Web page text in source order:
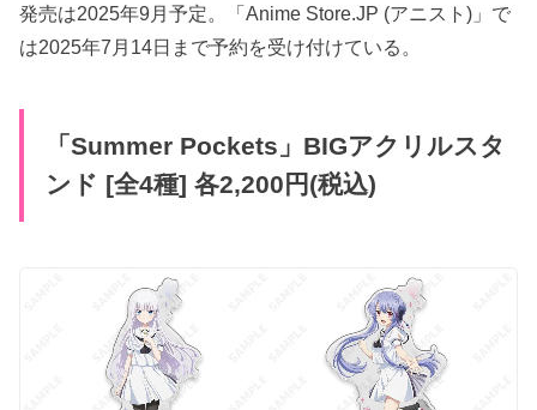
発売は2025年9月予定。「Anime Store.JP (アニスト)」で
は2025年7月14日まで予約を受け付けている。
「Summer Pockets」BIGアクリルスタ
ンド [全4種] 各2,200円(税込)